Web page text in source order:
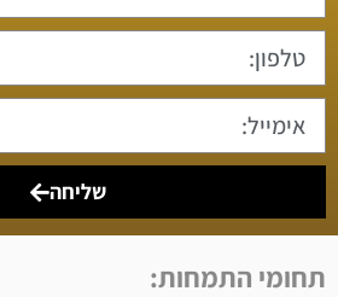
שליחה
תחומי התמחות: